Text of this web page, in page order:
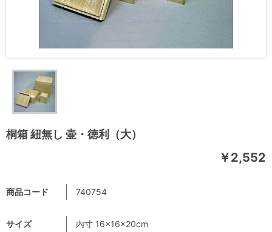
桐箱 紐無し 壷・徳利（大）
￥2,552
商品コード 740754
サイズ 内寸 16×16×20cm